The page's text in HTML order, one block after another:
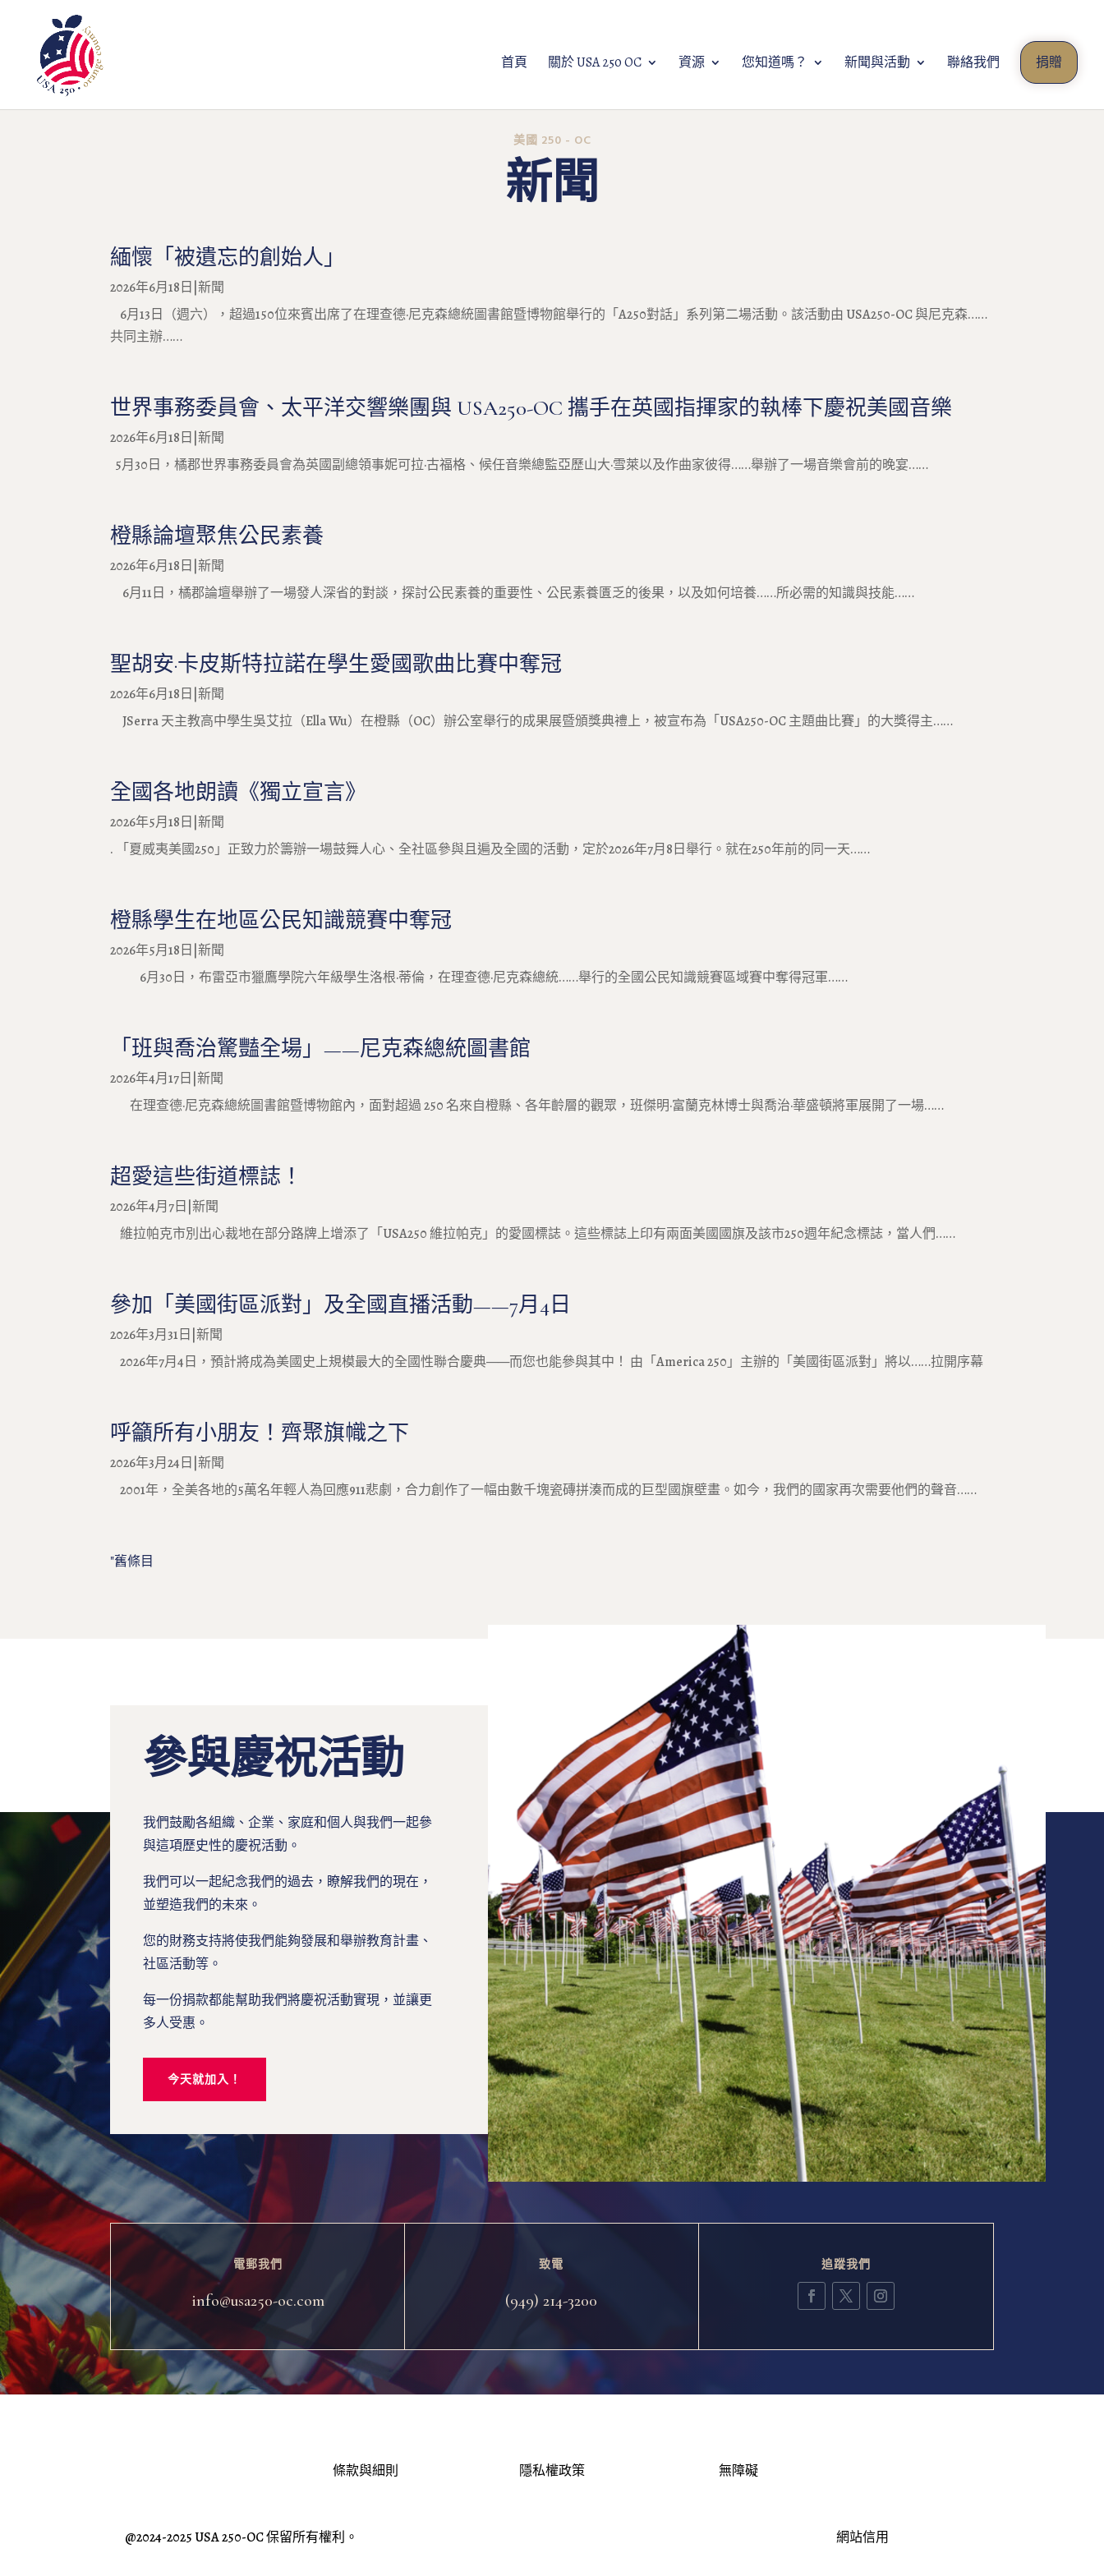
首頁 關於 USA 250 OC 資源 您知道嗎？ 新聞與活動 聯絡我們 捐贈
美國 250 - OC
新聞
緬懷「被遺忘的創始人」
2026年6月18日|新聞
6月13日（週六），超過150位來賓出席了在理查德·尼克森總統圖書館暨博物館舉行的「A250對話」系列第二場活動。該活動由 USA250-OC 與尼克森……
共同主辦……
世界事務委員會、太平洋交響樂團與 USA250-OC 攜手在英國指揮家的執棒下慶祝美國音樂
2026年6月18日|新聞
5月30日，橘郡世界事務委員會為英國副總領事妮可拉·古福格、候任音樂總監亞歷山大·雪萊以及作曲家彼得……舉辦了一場音樂會前的晚宴……
橙縣論壇聚焦公民素養
2026年6月18日|新聞
6月11日，橘郡論壇舉辦了一場發人深省的對談，探討公民素養的重要性、公民素養匱乏的後果，以及如何培養……所必需的知識與技能……
聖胡安·卡皮斯特拉諾在學生愛國歌曲比賽中奪冠
2026年6月18日|新聞
JSerra 天主教高中學生吳艾拉（Ella Wu）在橙縣（OC）辦公室舉行的成果展暨頒獎典禮上，被宣布為「USA250-OC 主題曲比賽」的大獎得主……
全國各地朗讀《獨立宣言》
2026年5月18日|新聞
. 「夏威夷美國250」正致力於籌辦一場鼓舞人心、全社區參與且遍及全國的活動，定於2026年7月8日舉行。就在250年前的同一天……
橙縣學生在地區公民知識競賽中奪冠
2026年5月18日|新聞
6月30日，布雷亞市獵鷹學院六年級學生洛根·蒂倫，在理查德·尼克森總統……舉行的全國公民知識競賽區域賽中奪得冠軍……
「班與喬治驚豔全場」——尼克森總統圖書館
2026年4月17日|新聞
在理查德·尼克森總統圖書館暨博物館內，面對超過 250 名來自橙縣、各年齡層的觀眾，班傑明·富蘭克林博士與喬治·華盛頓將軍展開了一場……
超愛這些街道標誌！
2026年4月7日|新聞
維拉帕克市別出心裁地在部分路牌上增添了「USA250 維拉帕克」的愛國標誌。這些標誌上印有兩面美國國旗及該市250週年紀念標誌，當人們……
參加「美國街區派對」及全國直播活動——7月4日
2026年3月31日|新聞
2026年7月4日，預計將成為美國史上規模最大的全國性聯合慶典——而您也能參與其中！ 由「America 250」主辦的「美國街區派對」將以……拉開序幕
呼籲所有小朋友！齊聚旗幟之下
2026年3月24日|新聞
2001年，全美各地的5萬名年輕人為回應911悲劇，合力創作了一幅由數千塊瓷磚拼湊而成的巨型國旗壁畫。如今，我們的國家再次需要他們的聲音……
"舊條目
參與慶祝活動
我們鼓勵各組織、企業、家庭和個人與我們一起參
與這項歷史性的慶祝活動。
我們可以一起紀念我們的過去，瞭解我們的現在，
並塑造我們的未來。
您的財務支持將使我們能夠發展和舉辦教育計畫、
社區活動等。
每一份捐款都能幫助我們將慶祝活動實現，並讓更
多人受惠。
今天就加入！
電郵我們
info@usa250-oc.com
致電
(949) 214-3200
追蹤我們
條款與細則 隱私權政策 無障礙
@2024-2025 USA 250-OC 保留所有權利。 網站信用